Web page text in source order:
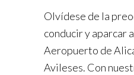
Olvídese de la
conducir y aparcar
Aeropuerto de
Avileses. Con